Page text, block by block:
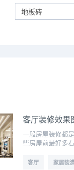
客厅装修效果
一般房屋装修都
些房屋前最好多
客厅 家居装